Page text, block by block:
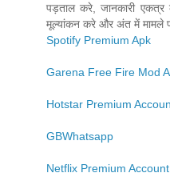
पड़ताल करे, जानकारी
मूल्यांकन करे और अंत में मामले
Spotify Premium Apk
Garena Free Fire Mod
Hotstar Premium
GBWhatsapp
Netflix Premium Account